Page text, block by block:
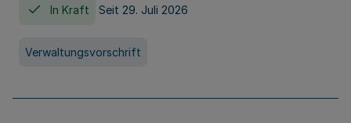
In Kraft Seit 29. Juli 2026
Verwaltungsvorschrift